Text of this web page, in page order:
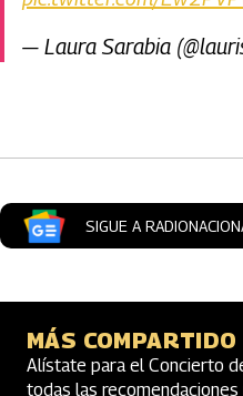
— Laura Sarabia
SIGUE A
MÁS COMPARTIDO
Alístate para el Concierto
todas las